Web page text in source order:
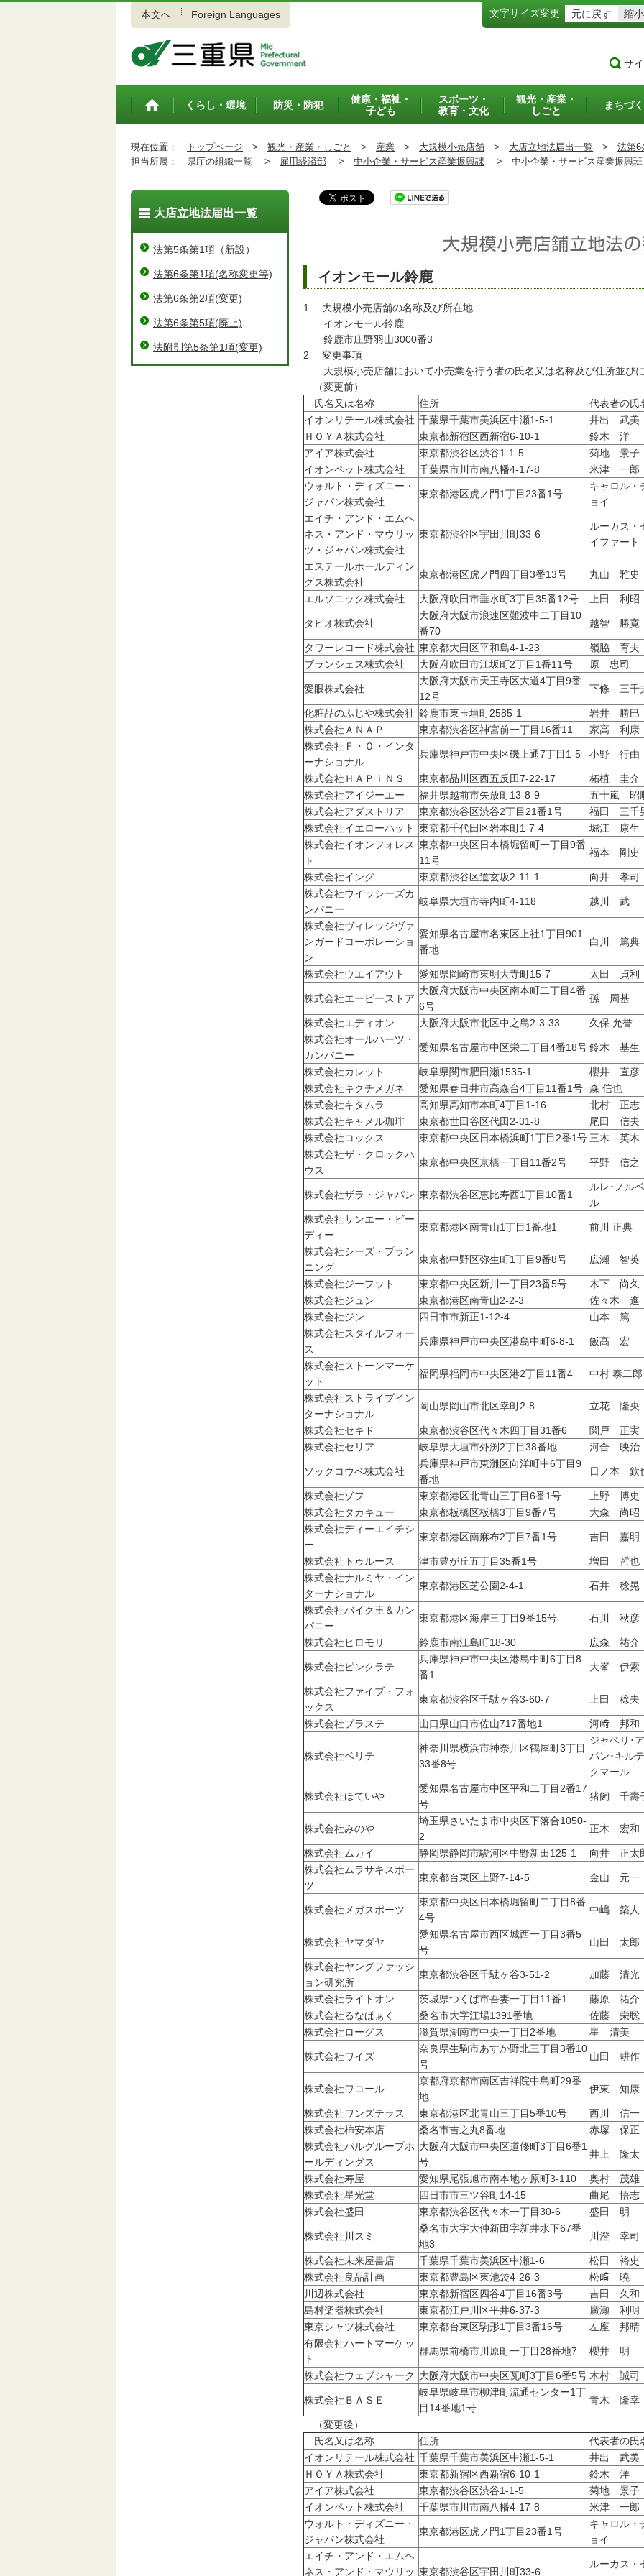
本文へ Foreign Languages 文字サイズ変更 元に戻す 縮小
サ
トップペ
くらし・環境 防災・防犯
健康・福祉・
子ども
スポーツ・
教育・文化
観光・産業・
しごと
まちづ
現在位置： トップページ > 観光・産業・しごと > 産業 > 大規模小売店舗 > 大店立地法届出一覧 >
法第6
担当所属：
県庁の組織一覧 > 雇用経済部 > 中小企業・サービス産業振興課 > 中小企業・サービス産業振興
イオンモール鈴鹿
1 大規模小売店舗の名称及び所在地
イオンモール鈴鹿
鈴鹿市庄野羽山3000番3
2 変更事項
大規模小売店舗において小売業を行う者の氏名又は名称及び住所並び
（変更前）
氏名又は名称
住所
代表者の氏
イオンリテール株式会社 千葉県千葉市美浜区中瀬1-5-1
井出 武美
ＨＯＹＡ株式会社
東京都新宿区西新宿6-10-1
鈴木 洋
アイア株式会社
東京都渋谷区渋谷1-1-5
菊地 景子
イオンペット株式会社
千葉県市川市南八幡4-17-8
米津 一郎
ウォルト・ディズニー・
ジャパン株式会社
東京都港区虎ノ門1丁目23番1号
キャロル・
ョイ
エイチ・アンド・エムヘ
ネス・アンド・マウリッ
ツ・ジャパン株式会社
東京都渋谷区宇田川町33-6
ルーカス・
イファート
エステールホールディン
グス株式会社
東京都港区虎ノ門四丁目3番13号 丸山 雅史
エルソニック株式会社 大阪府吹田市垂水町3丁目35番12号 上田 利昭
タビオ株式会社
大阪府大阪市浪速区難波中二丁目10
番70
越智 勝寛
タワーレコード株式会社 東京都大田区平和島4-1-23
嶺脇 育夫
ブランシェス株式会社
大阪府吹田市江坂町2丁目1番11号 原 忠司
愛眼株式会社
大阪府大阪市天王寺区大道4丁目9番
12号
下條 三千
化粧品のふじや株式会社 鈴鹿市東玉垣町2585-1
岩井 勝巳
株式会社ＡＮＡＰ
東京都渋谷区神宮前一丁目16番11
家高 利康
株式会社Ｆ・Ｏ・インタ
ーナショナル
兵庫県神戸市中央区磯上通7丁目1-5 小野 行由
株式会社ＨＡＰｉＮＳ 東京都品川区西五反田7-22-17
柘植 圭介
株式会社アイジーエー
福井県越前市矢放町13-8-9
五十嵐 昭
株式会社アダストリア
東京都渋谷区渋谷2丁目21番1号
福田 三千
株式会社イエローハット 東京都千代田区岩本町1-7-4
堀江 康生
株式会社イオンフォレス
ト
東京都中央区日本橋堀留町一丁目9番
11号
福本 剛史
株式会社イング 東京都渋谷区道玄坂2-11-1
向井 孝司
株式会社ウイッシーズカ
ンパニー
岐阜県大垣市寺内町4-118 越川 武
株式会社ヴィレッジヴァ
ンガードコーポレーショ
ン
愛知県名古屋市名東区上社1丁目901
番地
白川 篤典
株式会社ウエイアウト 愛知県岡崎市東明大寺町15-7 太田 貞利
株式会社エービーストア
大阪府大阪市中央区南本町二丁目4番
6号
孫 周基
株式会社エディオン 大阪府大阪市北区中之島2-3-33
久保 允誉
株式会社オールハーツ・
カンパニー
愛知県名古屋市中区栄二丁目4番18号鈴木 基生
株式会社カレット 岐阜県関市肥田瀬1535-1
櫻井 直彦
株式会社キクチメガネ
愛知県春日井市高森台4丁目11番1号 森 信也
株式会社キタムラ
高知県高知市本町4丁目1-16
北村 正志
株式会社キャメル珈琲
東京都世田谷区代田2-31-8
尾田 信夫
株式会社コックス
東京都中央区日本橋浜町1丁目2番1号 三木 英木
株式会社ザ・クロックハ
ウス
東京都中央区京橋一丁目11番2号 平野 信之
株式会社ザラ・ジャパン 東京都渋谷区恵比寿西1丁目10番1
ルレ･ノル
ル
株式会社サンエー・ビー
ディー
東京都港区南青山1丁目1番地1 前川 正典
株式会社シーズ・プラン
ニング
東京都中野区弥生町1丁目9番8号 広瀬 智英
株式会社ジーフット 東京都中央区新川一丁目23番5号
木下 尚久
株式会社ジュン
東京都港区南青山2-2-3
佐々木 進
株式会社ジン
四日市市新正1-12-4
山本 篤
株式会社スタイルフォー
ス
兵庫県神戸市中央区港島中町6-8-1 飯髙 宏
株式会社ストーンマーケ
ット
福岡県福岡市中央区港2丁目11番4 中村 泰二郎
株式会社ストライプイン
ターナショナル
岡山県岡山市北区幸町2-8 立花 隆
株式会社セキド 東京都渋谷区代々木四丁目31番6
関戸 正実
株式会社セリア
岐阜県大垣市外渕2丁目38番地 河合 映治
ソックコウベ株式会社
兵庫県神戸市東灘区向洋町中6丁目9
番地
日ノ本 欽
株式会社ゾフ 東京都港区北青山三丁目6番1号
上野 博史
株式会社タカキュー
東京都板橋区板橋3丁目9番7号
大森 尚昭
株式会社ディーエイチシ
ー
東京都港区南麻布2丁目7番1号 吉田 嘉明
株式会社トゥルース 津市豊が丘五丁目35番1号
増田 哲也
株式会社ナルミヤ・イン
ターナショナル
東京都港区芝公園2-4-1 石井 稔晃
株式会社バイク王＆カン
パニー
東京都港区海岸三丁目9番15号 石川 秋彦
株式会社ヒロモリ 鈴鹿市南江島町18-30 広森 祐介
株式会社ピンクラテ
兵庫県神戸市中央区港島中町6丁目8
番1
大峯 伊索
株式会社ファイブ・フォ
ックス
東京都渋谷区千駄ヶ谷3-60-7 上田 稔夫
株式会社プラステ 山口県山口市佐山717番地1 河﨑 邦和
株式会社ベリテ
神奈川県横浜市神奈川区鶴屋町3丁目
33番8号
ジャベリ･
パン･キル
クマール
株式会社ほていや
愛知県名古屋市中区平和二丁目2番17
号
猪飼 千壽
株式会社みのや
埼玉県さいたま市中央区下落合1050-
2
正木 宏和
株式会社ムカイ 静岡県静岡市駿河区中野新田125-1
向井 正太
株式会社ムラサキスポー
ツ
東京都台東区上野7-14-5 金山 元一
株式会社メガスポーツ
東京都中央区日本橋堀留町二丁目8番
4号
中嶋 築人
株式会社ヤマダヤ
愛知県名古屋市西区城西一丁目3番5
号
山田 太郎
株式会社ヤングファッシ
ョン研究所
東京都渋谷区千駄ヶ谷3-51-2 加藤 清光
株式会社ライトオン 茨城県つくば市吾妻一丁目11番1
藤原 祐介
株式会社るなぱぁく
桑名市大字江場1391番地
佐藤 栄聡
株式会社ローグス
滋賀県湖南市中央一丁目2番地 星 清美
株式会社ワイズ
奈良県生駒市あすか野北三丁目3番10
号
山田 耕作
株式会社ワコール
京都府京都市南区吉祥院中島町29番
地
伊東 知康
株式会社ワンズテラス 東京都港区北青山三丁目5番10号
西川 信一
株式会社柿安本店
桑名市吉之丸8番地
赤塚 保正
株式会社パルグループホ
ールディングス
大阪府大阪市中央区道修町3丁目6番1
号
井上 隆太
株式会社寿屋 愛知県尾張旭市南本地ヶ原町3-110
奥村 茂雄
株式会社星光堂
四日市市三ツ谷町14-15
曲尾 悟志
株式会社盛田
東京都渋谷区代々木一丁目30-6 盛田 明
株式会社川スミ
桑名市大字大仲新田字新井水下67番
地3
川澄 幸司
株式会社未来屋書店 千葉県千葉市美浜区中瀬1-6
松田 裕史
株式会社良品計画
東京都豊島区東池袋4-26-3
松﨑 曉
川辺株式会社
東京都新宿区四谷4丁目16番3号
吉田 久和
島村楽器株式会社
東京都江戸川区平井6-37-3
廣瀬 利明
東京シャツ株式会社
東京都台東区駒形1丁目3番16号
左座 邦晴
有限会社ハートマーケッ
ト
群馬県前橋市川原町一丁目28番地7 櫻井 明
株式会社ウェブシャーク 大阪府大阪市中央区瓦町3丁目6番5号 木村 誠司
株式会社ＢＡＳＥ
岐阜県岐阜市柳津町流通センター1丁
目14番地1号
青木 隆幸
（変更後）
氏名又は名称
住所
代表者の氏
イオンリテール株式会社 千葉県千葉市美浜区中瀬1-5-1
井出 武美
ＨＯＹＡ株式会社
東京都新宿区西新宿6-10-1
鈴木 洋
アイア株式会社
東京都渋谷区渋谷1-1-5
菊地 景子
イオンペット株式会社
千葉県市川市南八幡4-17-8
米津 一郎
ウォルト・ディズニー・
ジャパン株式会社
東京都港区虎ノ門1丁目23番1号
キャロル・
ョイ
エイチ・アンド・エムヘ
ネス・アンド・マウリッ 東京都渋谷区宇田川町33-6
ルーカス・
大店立地法届出一覧
法第5条第1項（新設）
法第6条第1項(名称変更等)
法第6条第2項(変更)
法第6条第5項(廃止)
法附則第5条第1項(変更)